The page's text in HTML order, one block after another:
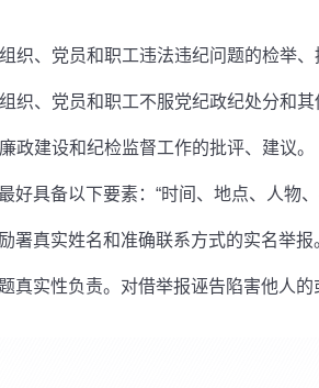
、党员和职工违法违纪问题的检举、
、党员和职工不服党纪政纪处分和其
建设和纪检监督工作的批评、建议。
具备以下要素：“时间、地点、人物、
真实姓名和准确联系方式的实名举报
实性负责。对借举报诬告陷害他人的